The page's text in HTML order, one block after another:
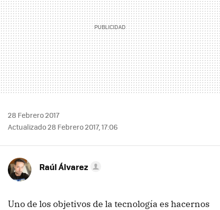
28 Febrero 2017
Actualizado 28 Febrero 2017, 17:06
Raúl Álvarez
Uno de los objetivos de la tecnología es hacernos